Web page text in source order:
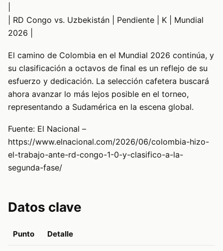
| RD Congo vs. Uzbekistán | Pendiente | K | Mundial
2026 |
El camino de Colombia en el Mundial 2026 continúa, y
su clasificación a octavos de final es un reflejo de su
esfuerzo y dedicación. La selección cafetera buscará
ahora avanzar lo más lejos posible en el torneo,
representando a Sudamérica en la escena global.
Fuente: El Nacional –
https://www.elnacional.com/2026/06/colombia-hizo-
el-trabajo-ante-rd-congo-1-0-y-clasifico-a-la-
segunda-fase/
Datos clave
Punto Detalle